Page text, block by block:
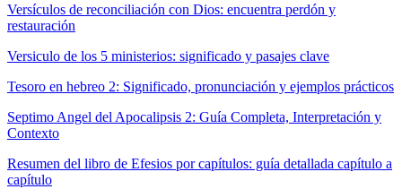
Versículos de reconciliación con Dios: encuentra perdón y
restauración
Versiculo de los 5 ministerios: significado y pasajes clave
Tesoro en hebreo 2: Significado, pronunciación y ejemplos prácticos
Septimo Angel del Apocalipsis 2: Guía Completa, Interpretación y
Contexto
Resumen del libro de Efesios por capítulos: guía detallada capítulo a
capítulo